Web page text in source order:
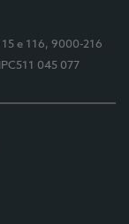
e 116, 9000-216
045 077